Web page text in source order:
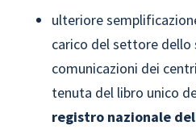
ulteriore
carico del settore
comunicazioni dei
tenuta del libro unico
registro nazionale